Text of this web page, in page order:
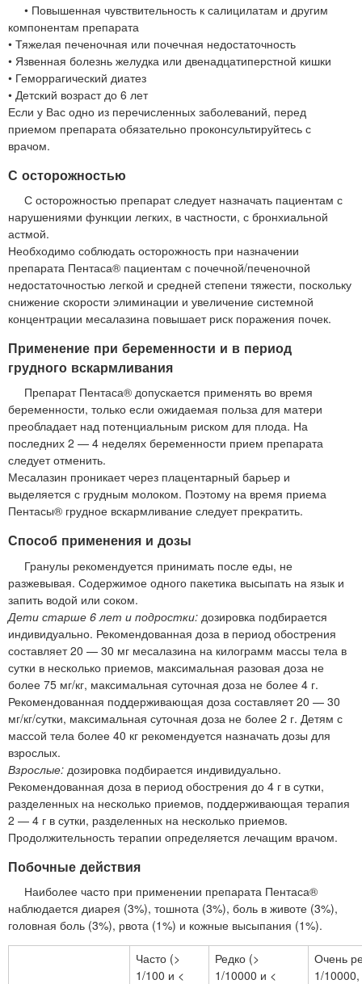
• Повышенная чувствительность к салицилатам и другим
компонентам препарата
• Тяжелая печеночная или почечная недостаточность
• Язвенная болезнь желудка или двенадцатиперстной кишки
• Геморрагический диатез
• Детский возраст до 6 лет
Если у Вас одно из перечисленных заболеваний, перед
приемом препарата обязательно проконсультируйтесь с
врачом.
С осторожностью
С осторожностью препарат следует назначать пациентам с
нарушениями функции легких, в частности, с бронхиальной
астмой.
Необходимо соблюдать осторожность при назначении
препарата Пентаса® пациентам с почечной/печеночной
недостаточностью легкой и средней степени тяжести, поскольку
снижение скорости элиминации и увеличение системной
концентрации месалазина повышает риск поражения почек.
Применение при беременности и в период
грудного вскармливания
Препарат Пентаса® допускается применять во время
беременности, только если ожидаемая польза для матери
преобладает над потенциальным риском для плода. На
последних 2 — 4 неделях беременности прием препарата
следует отменить.
Месалазин проникает через плацентарный барьер и
выделяется с грудным молоком. Поэтому на время приема
Пентасы® грудное вскармливание следует прекратить.
Способ применения и дозы
Гранулы рекомендуется принимать после еды, не
разжевывая. Содержимое одного пакетика высыпать на язык и
запить водой или соком.
Дети старше 6 лет и подростки: дозировка подбирается
индивидуально. Рекомендованная доза в период обострения
составляет 20 — 30 мг месалазина на килограмм массы тела в
сутки в несколько приемов, максимальная разовая доза не
более 75 мг/кг, максимальная суточная доза не более 4 г.
Рекомендованная поддерживающая доза составляет 20 — 30
мг/кг/сутки, максимальная суточная доза не более 2 г. Детям с
массой тела более 40 кг рекомендуется назначать дозы для
взрослых.
Взрослые: дозировка подбирается индивидуально.
Рекомендованная доза в период обострения до 4 г в сутки,
разделенных на несколько приемов, поддерживающая терапия
2 — 4 г в сутки, разделенных на несколько приемов.
Продолжительность терапии определяется лечащим врачом.
Побочные действия
Наиболее часто при применении препарата Пентаса®
наблюдается диарея (3%), тошнота (3%), боль в животе (3%),
головная боль (3%), рвота (1%) и кожные высыпания (1%).
Часто (>
1/100 и <
Редко (>
1/10000 и <
Очень
1/